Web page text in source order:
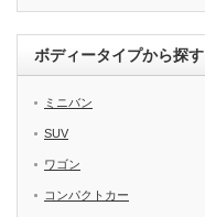
ボディータイプから探す
ミニバン
SUV
ワゴン
コンパクトカー